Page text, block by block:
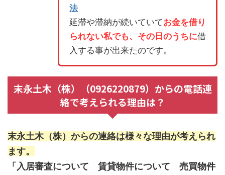
法
延滞や滞納が続いていてお金を借り
られない私でも、その日のうちに借
入する事が出来たのです。
末永土木（株）（0926220879）からの電話連
絡で考えられる理由は？
末永土木（株）からの連絡は様々な理由が考えられ
ます。
「入居審査について 賃貸物件について 売買物件